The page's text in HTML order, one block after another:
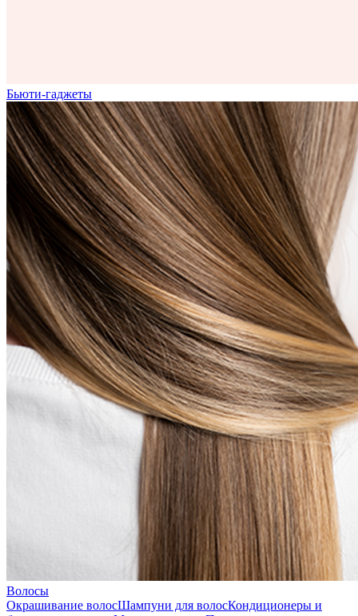
Бьюти-гаджеты
Волосы
Окрашивание волосШампуни для волосКондиционеры и